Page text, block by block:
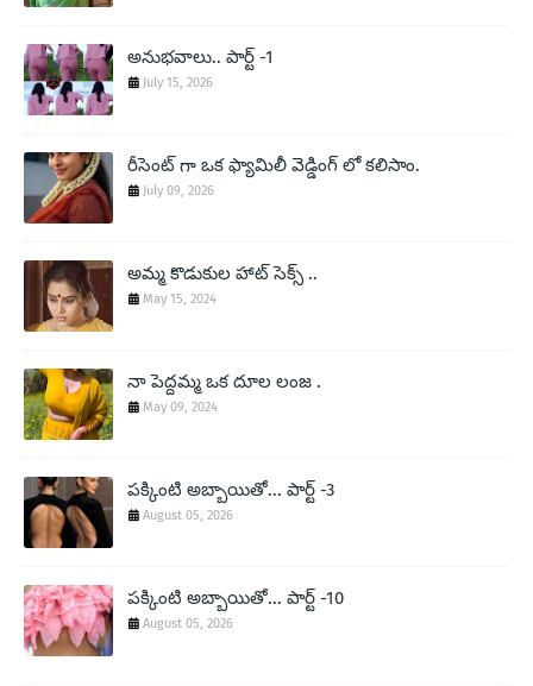
అనుభవాలు.. పార్ట్ -1
July 15, 2026
రీసెంట్ గా ఒక ఫ్యామిలీ వెడ్డింగ్ లో కలిసాం.
July 09, 2026
అమ్మ కొడుకుల హాట్ సెక్స్ ..
May 15, 2024
నా పెద్దమ్మ ఒక దూల లంజ .
May 09, 2024
పక్కింటి అబ్బాయితో... పార్ట్ -3
August 05, 2026
పక్కింటి అబ్బాయితో... పార్ట్ -10
August 05, 2026